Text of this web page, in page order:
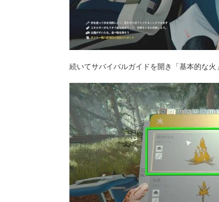
続いてサバイバルガイドを開き「基本的な火